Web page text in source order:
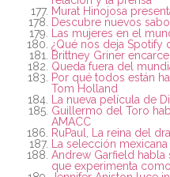
Murat Hinojosa
Descubre nuevos
Las mujeres en el
¿Qué nos deja Spotify
Brittney Griner
Queda fuera del
Por qué todos están
Tom Holland
La nueva película de
Guillermo del Toro
AMACC
RuPaul, La reina del
La selección
Andrew Garfield habla
que experimenta